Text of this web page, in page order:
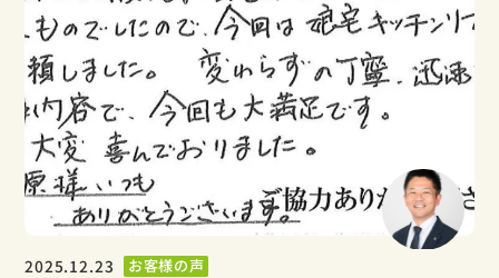
2025.12.23 お客様の声